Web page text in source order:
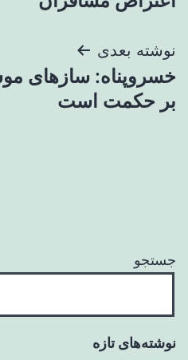
نوشته بعدی
خسروپناه: سازهای
بر حکمت است
جستجو
نوشته‌های تازه